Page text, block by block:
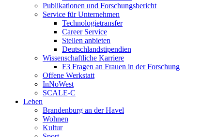
Publikationen und Forschungsbericht
Service für Unternehmen
Technologietransfer
Career Service
Stellen anbieten
Deutschlandstipendien
Wissenschaftliche Karriere
F3 Fragen an Frauen in der Forschung
Offene Werkstatt
InNoWest
SCALE-C
Leben
Brandenburg an der Havel
Wohnen
Kultur